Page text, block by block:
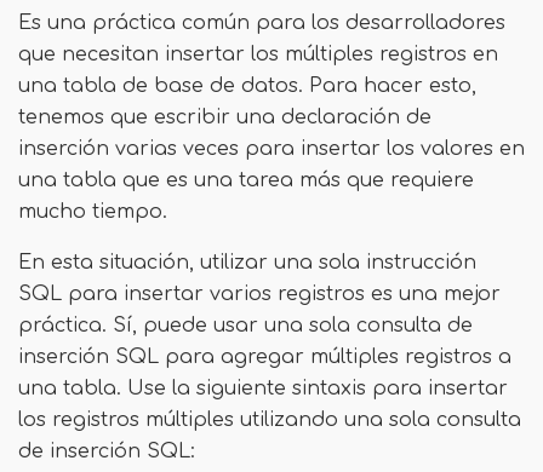
Es una práctica común para los desarrolladores
que necesitan insertar los múltiples registros en
una tabla de base de datos. Para hacer esto,
tenemos que escribir una declaración de
inserción varias veces para insertar los valores en
una tabla que es una tarea más que requiere
mucho tiempo.
En esta situación, utilizar una sola instrucción
SQL para insertar varios registros es una mejor
práctica. Sí, puede usar una sola consulta de
inserción SQL para agregar múltiples registros a
una tabla. Use la siguiente sintaxis para insertar
los registros múltiples utilizando una sola consulta
de inserción SQL: